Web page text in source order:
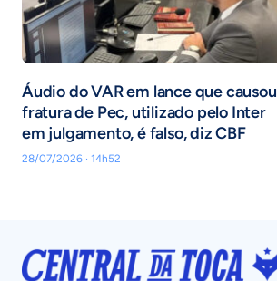
Áudio do VAR em lance que causou
fratura de Pec, utilizado pelo Inter
em julgamento, é falso, diz CBF
28/07/2026 · 14h52